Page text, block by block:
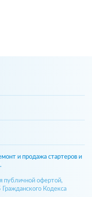
и продажа стартеров и
публичной офертой,
Кодекса